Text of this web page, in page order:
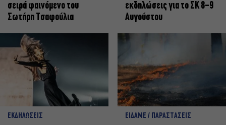
σειρά φαινόμενο του
Σωτήρη Τσαφούλια
εκδηλώσεις για το ΣΚ 8-9
Αυγούστου
ΕΚΔΗΛΩΣΕΙΣ ΕΙΔΑΜΕ / ΠΑΡΑΣΤΑΣΕΙΣ